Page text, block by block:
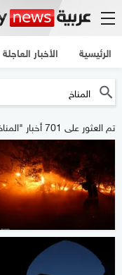
الرئيسية الأخبار العاجلة
تم العثور على 701 أخبار "المناخ"